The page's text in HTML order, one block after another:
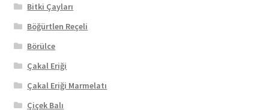
Bitki Çayları
Böğürtlen Reçeli
Börülce
Çakal Eriği
Çakal Eriği Marmelatı
Çiçek Balı